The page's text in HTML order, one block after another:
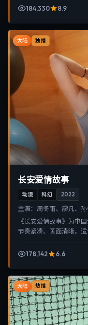
184,330
8.9
大陆 独播
长安爱情故事
动漫 科幻 2022
主演： 周冬雨、廖凡、
《长安爱情故事》为中
节奏紧凑、画面清晰，
178,142
6.6
大陆 热播